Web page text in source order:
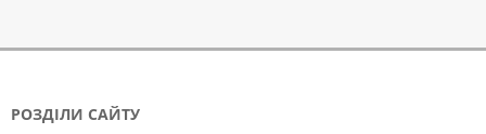
РОЗДІЛИ САЙТУ